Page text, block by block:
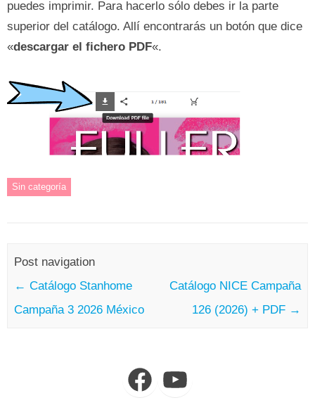
puedes imprimir. Para hacerlo sólo debes ir la parte
superior del catálogo. Allí encontrarás un botón que dice
«descargar el fichero PDF«.
Sin categoría
Post navigation
← Catálogo Stanhome
Campaña 3 2026 México
Catálogo NICE Campaña
126 (2026) + PDF →
FacebookYouTube